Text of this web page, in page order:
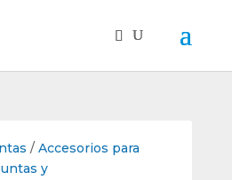
/ Accesorios para
y